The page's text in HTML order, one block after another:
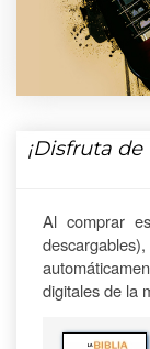
¡Disfruta de
Al comprar
digitales de la